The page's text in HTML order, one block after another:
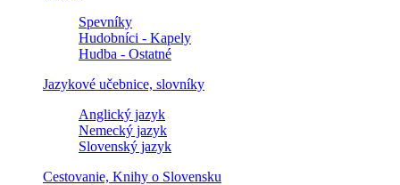
Spevníky
Hudobníci - Kapely
Hudba - Ostatné
Jazykové učebnice, slovníky
Anglický jazyk
Nemecký jazyk
Slovenský jazyk
Cestovanie, Knihy o Slovensku